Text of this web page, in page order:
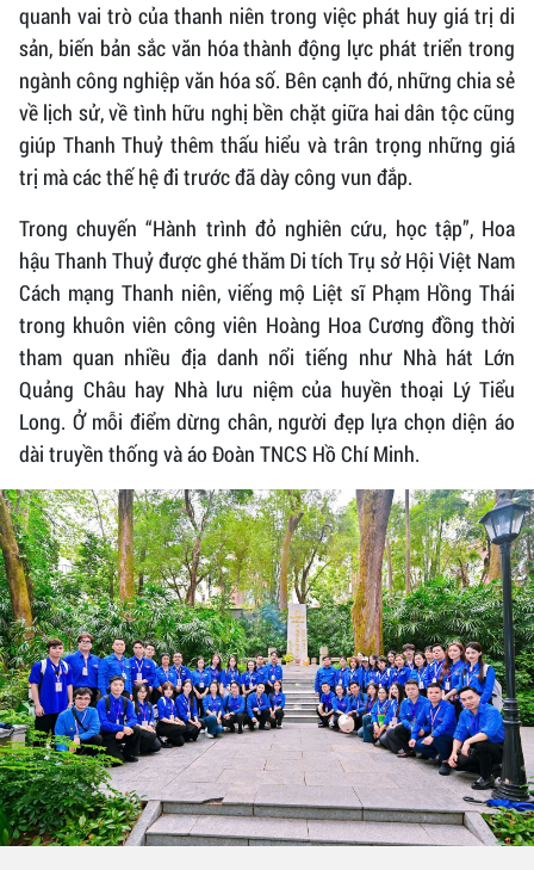
quanh vai trò của thanh niên trong việc phát huy giá trị di
sản, biến bản sắc văn hóa thành động lực phát triển trong
ngành công nghiệp văn hóa số. Bên cạnh đó, những chia sẻ
về lịch sử, về tình hữu nghị bền chặt giữa hai dân tộc cũng
giúp Thanh Thuỷ thêm thấu hiểu và trân trọng những giá
trị mà các thế hệ đi trước đã dày công vun đắp.
Trong chuyến “Hành trình đỏ nghiên cứu, học tập”, Hoa
hậu Thanh Thuỷ được ghé thăm Di tích Trụ sở Hội Việt Nam
Cách mạng Thanh niên, viếng mộ Liệt sĩ Phạm Hồng Thái
trong khuôn viên công viên Hoàng Hoa Cương đồng thời
tham quan nhiều địa danh nổi tiếng như Nhà hát Lớn
Quảng Châu hay Nhà lưu niệm của huyền thoại Lý Tiểu
Long. Ở mỗi điểm dừng chân, người đẹp lựa chọn diện áo
dài truyền thống và áo Đoàn TNCS Hồ Chí Minh.